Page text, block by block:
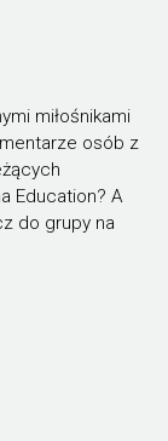
miłośnikami
osób z
Education? A
do grupy na